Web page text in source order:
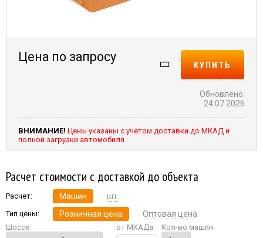
Цена по запросу
КУПИТЬ
Обновлено:
24.07.2026
ВНИМАНИЕ! Цены указаны с учетом доставки до МКАД и
полной загрузки автомобиля
Расчет стоимости с доставкой до объекта
Расчет: Машин шт.
Тип цены: Розничная цена Оптовая цена
Шоссе: от МКАДа: Кол-во машин: